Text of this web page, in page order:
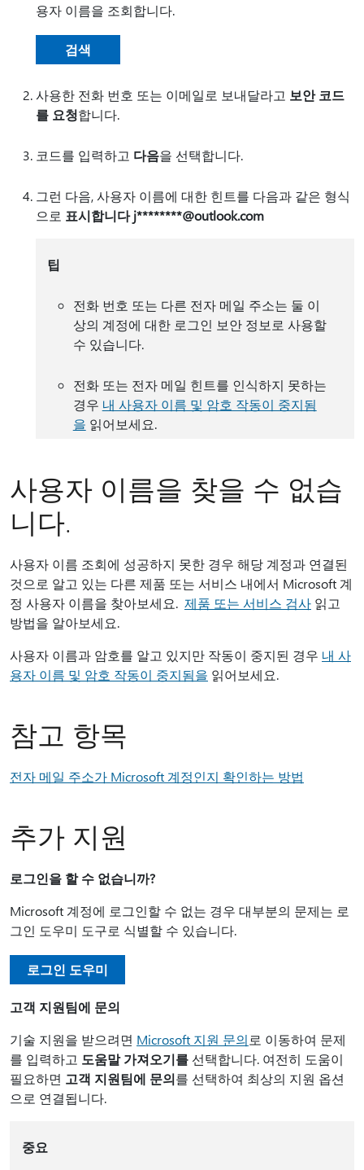
용자 이름을 조회합니다.
검색
사용한 전화 번호 또는 이메일로 보내달라고 보안 코드
를 요청합니다.
코드를 입력하고 다음을 선택합니다.
그런 다음, 사용자 이름에 대한 힌트를 다음과 같은 형식
으로 표시합니다 j********@outlook.com
팁
전화 번호 또는 다른 전자 메일 주소는 둘 이
상의 계정에 대한 로그인 보안 정보로 사용할
수 있습니다.
전화 또는 전자 메일 힌트를 인식하지 못하는
경우 내 사용자 이름 및 암호 작동이 중지됨
을 읽어보세요.
사용자 이름을 찾을 수 없습
니다.
사용자 이름 조회에 성공하지 못한 경우 해당 계정과 연결된
것으로 알고 있는 다른 제품 또는 서비스 내에서 Microsoft 계
정 사용자 이름을 찾아보세요. 제품 또는 서비스 검사 읽고
방법을 알아보세요.
사용자 이름과 암호를 알고 있지만 작동이 중지된 경우 내 사
용자 이름 및 암호 작동이 중지됨을 읽어보세요.
참고 항목
전자 메일 주소가 Microsoft 계정인지 확인하는 방법
추가 지원
로그인을 할 수 없습니까?
Microsoft 계정에 로그인할 수 없는 경우 대부분의 문제는 로
그인 도우미 도구로 식별할 수 있습니다.
로그인 도우미
고객 지원팀에 문의
기술 지원을 받으려면 Microsoft 지원 문의 로 이동하여 문제
를 입력하고 도움말 가져오기를 선택합니다. 여전히 도움이
필요하면 고객 지원팀에 문의를 선택하여 최상의 지원 옵션
으로 연결됩니다.
중요